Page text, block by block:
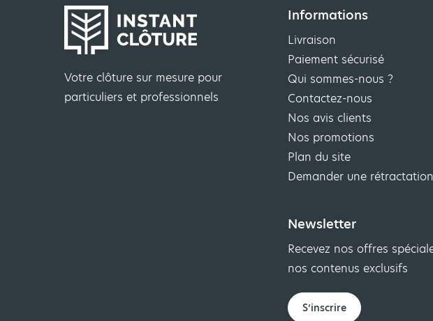
Votre clôture sur mesure pour
particuliers et professionnels
Informations
Livraison
Paiement sécurisé
Qui sommes-nous ?
Contactez-nous
Nos avis clients
Nos promotions
Plan du site
Demander une rétractation
Newsletter
Recevez nos offres
nos contenus exclusifs
S’inscrire